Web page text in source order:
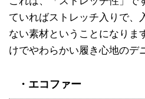
ていればストレッチ入りで、
ない素材ということになりま
けでやわらかい履き心地のデ
・エコファー